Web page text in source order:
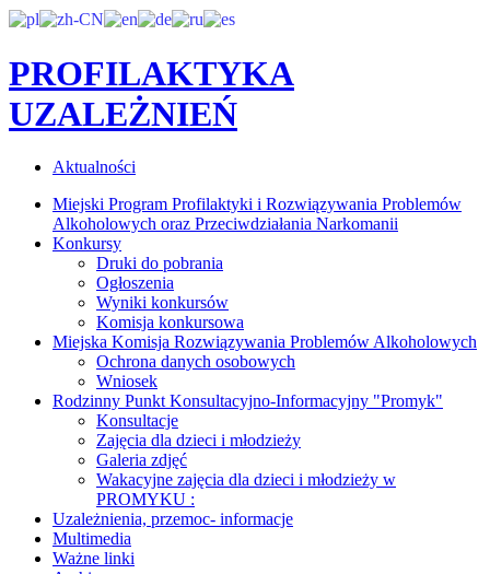
PROFILAKTYKA
UZALEŻNIEŃ
Aktualności
Miejski Program Profilaktyki i Rozwiązywania Problemów
Alkoholowych oraz Przeciwdziałania Narkomanii
Konkursy
Druki do pobrania
Ogłoszenia
Wyniki konkursów
Komisja konkursowa
Miejska Komisja Rozwiązywania Problemów Alkoholowych
Ochrona danych osobowych
Wniosek
Rodzinny Punkt Konsultacyjno-Informacyjny "Promyk"
Konsultacje
Zajęcia dla dzieci i młodzieży
Galeria zdjęć
Wakacyjne zajęcia dla dzieci i młodzieży w
PROMYKU :
Uzależnienia, przemoc- informacje
Multimedia
Ważne linki